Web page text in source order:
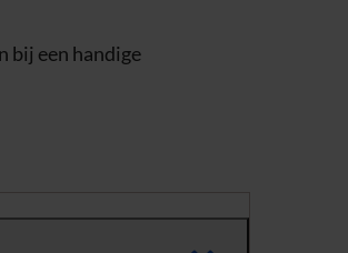
bij een handige